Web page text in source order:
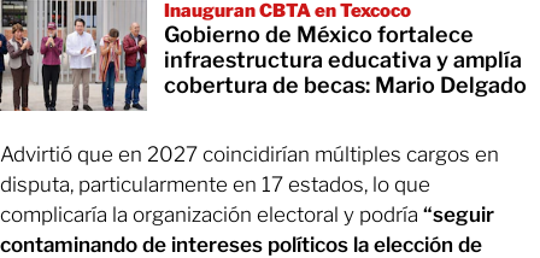
Inauguran CBTA en Texcoco
Gobierno de México fortalece
infraestructura educativa y amplía
cobertura de becas: Mario Delgado
Advirtió que en 2027 coincidirían múltiples cargos en
disputa, particularmente en 17 estados, lo que
complicaría la organización electoral y podría “seguir
contaminando de intereses políticos la elección de